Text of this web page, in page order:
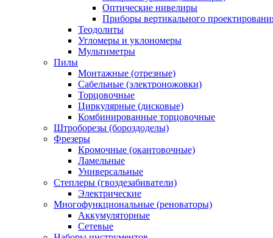
Оптические нивелиры
Приборы вертикального
Теодолиты
Угломеры и уклономеры
Мультиметры
Пилы
Монтажные (отрезные)
Сабельные (электроножовки)
Торцовочные
Циркулярные (дисковые)
Комбинированные торцовочные
Штроборезы (бороздоделы)
Фрезеры
Кромочные (окантовочные)
Ламельные
Универсальные
Степлеры (гвоздезабиватели)
Электрические
Многофункциональные (реноваторы)
Аккумуляторные
Сетевые